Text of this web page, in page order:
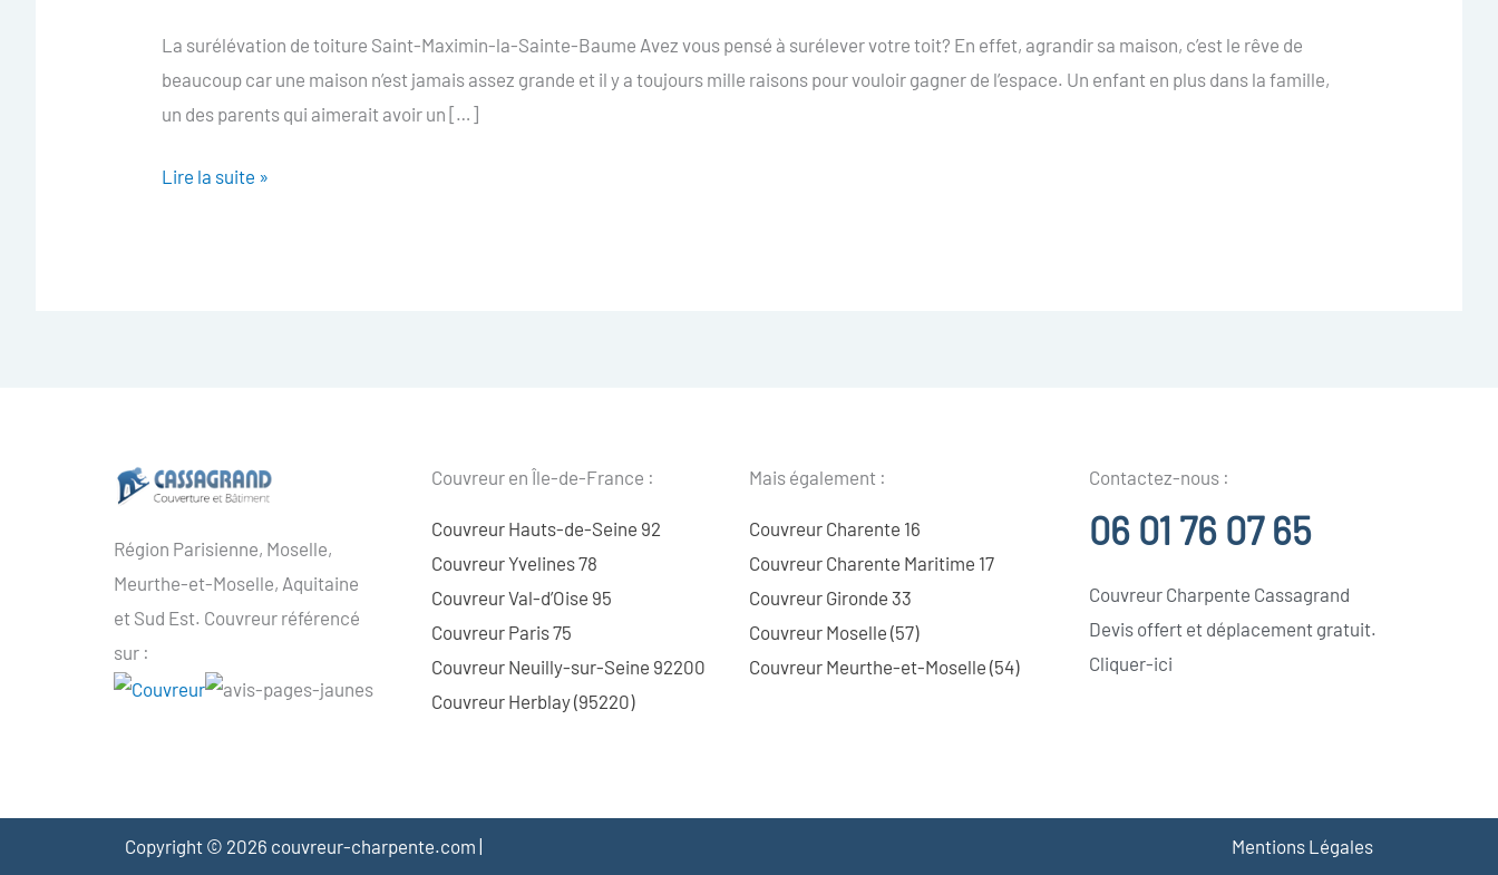
La surélévation de toiture Saint-Maximin-la-Sainte-Baume Avez vous pensé à surélever votre toit? En effet, agrandir sa maison, c’est le rêve de
beaucoup car une maison n’est jamais assez grande et il y a toujours mille raisons pour vouloir gagner de l’espace. Un enfant en plus dans la famille,
un des parents qui aimerait avoir un […]
Saint-
Maximin-
la-
Baume
Lire la suite »
Région Parisienne, Moselle,
Meurthe-et-Moselle, Aquitaine
et Sud Est. Couvreur référencé
sur :
Couvreur en Île-de-France :
Couvreur Hauts-de-Seine 92
Couvreur Yvelines 78
Couvreur Val-d’Oise 95
Couvreur Paris 75
Couvreur Neuilly-sur-Seine 92200
Couvreur Herblay (95220)
Mais également :
Couvreur Charente 16
Couvreur Charente Maritime 17
Couvreur Gironde 33
Couvreur Moselle (57)
Couvreur Meurthe-et-Moselle (54)
Contactez-nous :
06 01 76 07 65
Couvreur Charpente Cassagrand
Devis offert et déplacement gratuit.
Cliquer-ici
Copyright © 2026 couvreur-charpente.com | Mentions Légales